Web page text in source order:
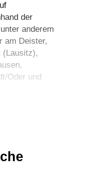
der
anderem
am Deister,
(Lausitz),
,
Oder und